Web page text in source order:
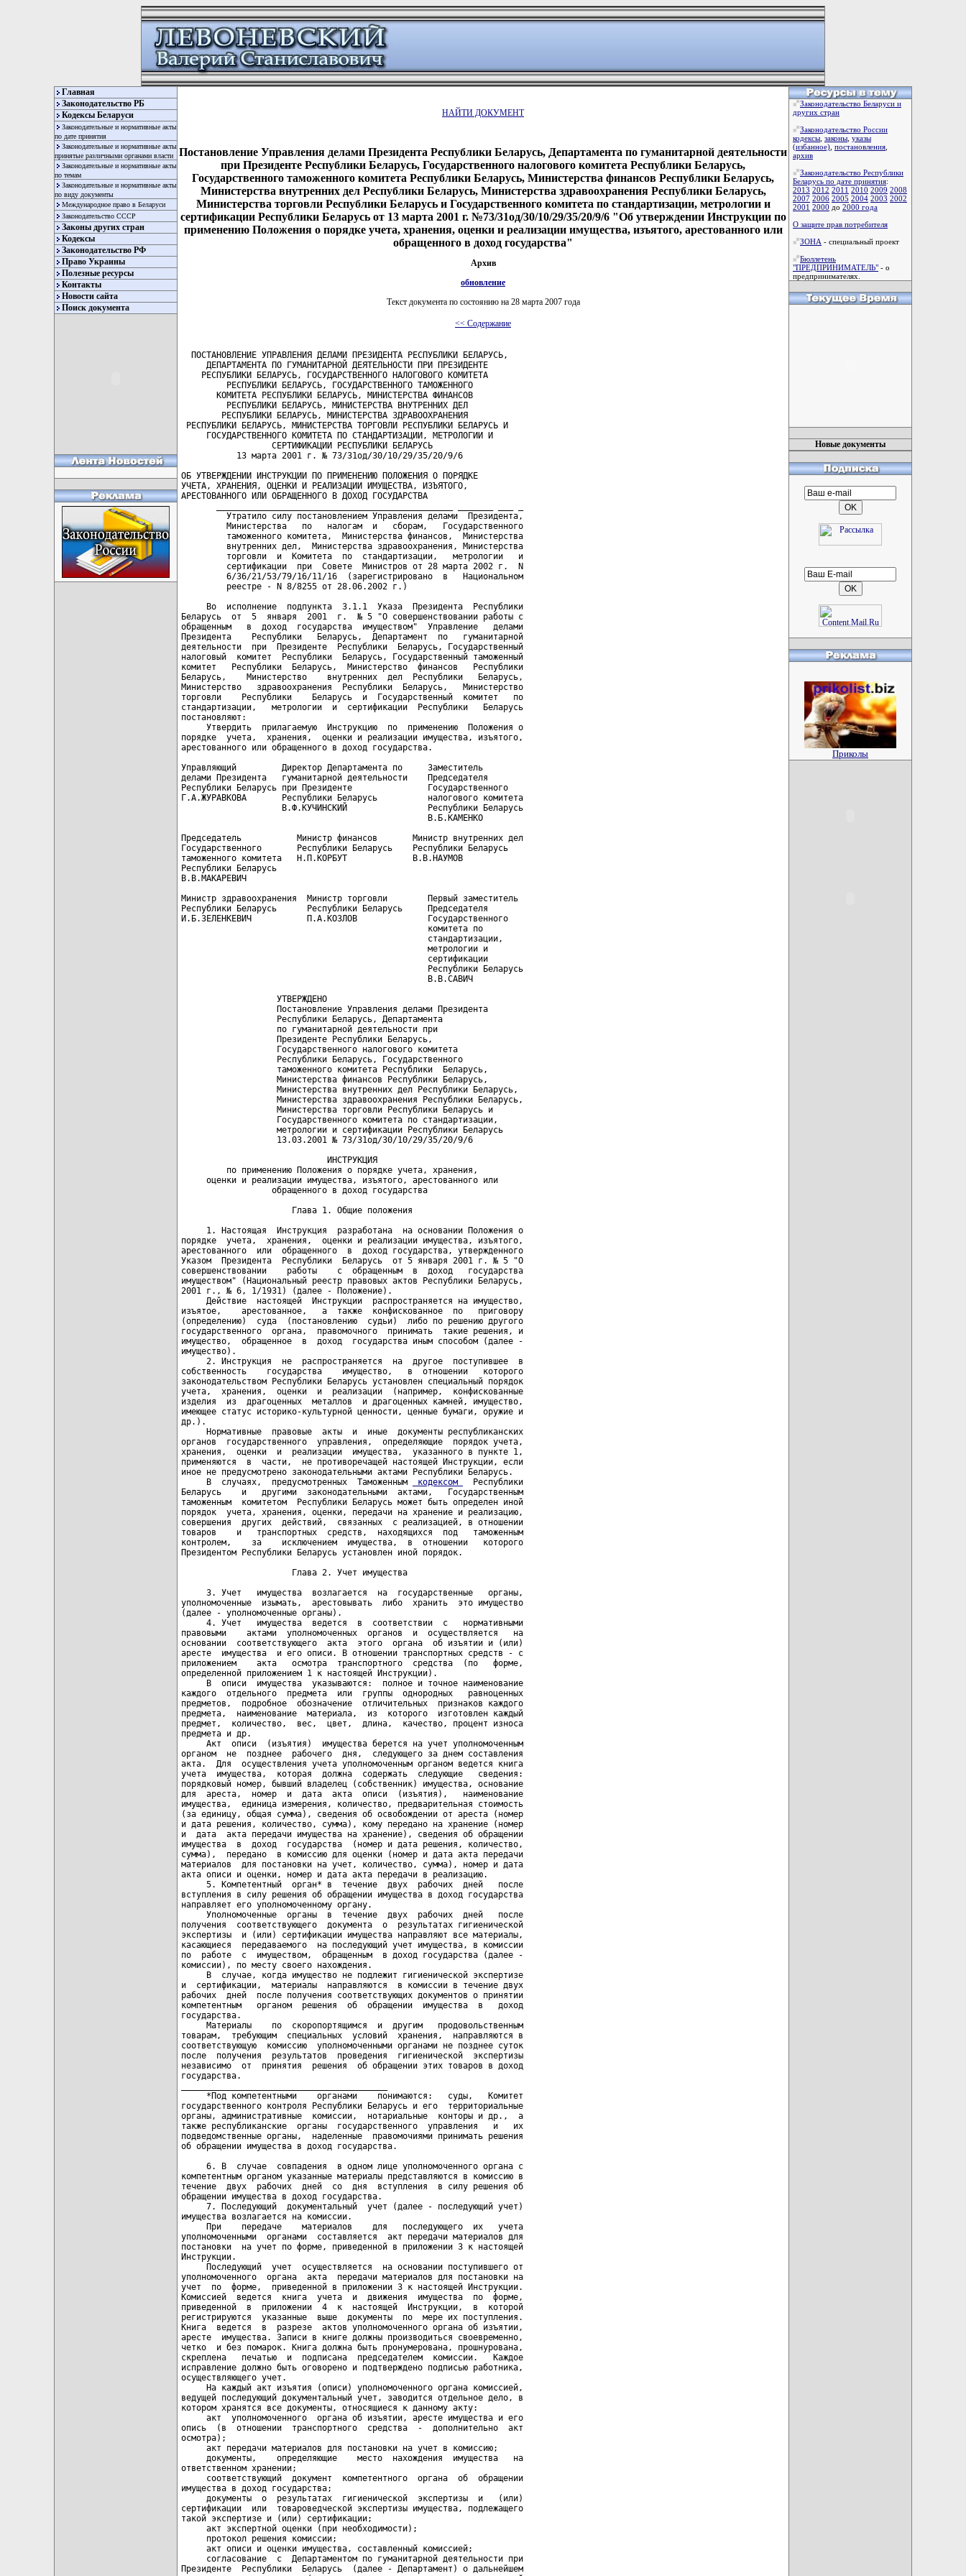
Главная
Законодательство РБ
Кодексы Беларуси
Законодательные и нормативные акты
по дате принятия
Законодательные и нормативные акты
принятые различными органами власти
Законодательные и нормативные акты
по темам
Законодательные и нормативные акты
по виду документы
Международное право в Беларуси
Законодательство СССР
Законы других стран
Кодексы
Законодательство РФ
Право Украины
Полезные ресурсы
Контакты
Новости сайта
Поиск документа
НАЙТИ ДОКУМЕНТ
Постановление Управления делами Президента Республики Беларусь, Департамента по гуманитарной деятельности
при Президенте Республики Беларусь, Государственного налогового комитета Республики Беларусь,
Государственного таможенного комитета Республики Беларусь, Министерства финансов Республики Беларусь,
Министерства внутренних дел Республики Беларусь, Министерства здравоохранения Республики Беларусь,
Министерства торговли Республики Беларусь и Государственного комитета по стандартизации, метрологии и
сертификации Республики Беларусь от 13 марта 2001 г. №73/31од/30/10/29/35/20/9/6 "Об утверждении Инструкции по
применению Положения о порядке учета, хранения, оценки и реализации имущества, изъятого, арестованного или
обращенного в доход государства"
Архив
обновление
Текст документа по состоянию на 28 марта 2007 года
<< Содержание
  ПОСТАНОВЛЕНИЕ УПРАВЛЕНИЯ ДЕЛАМИ ПРЕЗИДЕНТА РЕСПУБЛИКИ БЕЛАРУСЬ,
     ДЕПАРТАМЕНТА ПО ГУМАНИТАРНОЙ ДЕЯТЕЛЬНОСТИ ПРИ ПРЕЗИДЕНТЕ
    РЕСПУБЛИКИ БЕЛАРУСЬ, ГОСУДАРСТВЕННОГО НАЛОГОВОГО КОМИТЕТА
         РЕСПУБЛИКИ БЕЛАРУСЬ, ГОСУДАРСТВЕННОГО ТАМОЖЕННОГО
       КОМИТЕТА РЕСПУБЛИКИ БЕЛАРУСЬ, МИНИСТЕРСТВА ФИНАНСОВ
         РЕСПУБЛИКИ БЕЛАРУСЬ, МИНИСТЕРСТВА ВНУТРЕННИХ ДЕЛ
        РЕСПУБЛИКИ БЕЛАРУСЬ, МИНИСТЕРСТВА ЗДРАВООХРАНЕНИЯ
РЕСПУБЛИКИ БЕЛАРУСЬ, МИНИСТЕРСТВА ТОРГОВЛИ РЕСПУБЛИКИ БЕЛАРУСЬ И
     ГОСУДАРСТВЕННОГО КОМИТЕТА ПО СТАНДАРТИЗАЦИИ, МЕТРОЛОГИИ И
                  СЕРТИФИКАЦИИ РЕСПУБЛИКИ БЕЛАРУСЬ
           13 марта 2001 г. № 73/31од/30/10/29/35/20/9/6
ОБ УТВЕРЖДЕНИИ ИНСТРУКЦИИ ПО ПРИМЕНЕНИЮ ПОЛОЖЕНИЯ О ПОРЯДКЕ
УЧЕТА, ХРАНЕНИЯ, ОЦЕНКИ И РЕАЛИЗАЦИИ ИМУЩЕСТВА, ИЗЪЯТОГО,
АРЕСТОВАННОГО ИЛИ ОБРАЩЕННОГО В ДОХОД ГОСУДАРСТВА
         Утратило силу постановлением Управления делами  Президента,
         Министерства   по   налогам  и   сборам,   Государственного
         таможенного комитета,  Министерства финансов,  Министерства
         внутренних дел,  Министерства здравоохранения, Министерства
         торговли  и  Комитета  по  стандартизации,   метрологии   и
         сертификации  при  Совете  Министров от 28 марта 2002 г.  N
         6/36/21/53/79/16/11/16  (зарегистрировано  в   Национальном
         реестре - N 8/8255 от 28.06.2002 г.)
     Во  исполнение  подпункта  3.1.1  Указа  Президента  Республики
Беларусь  от  5  января  2001  г.  № 5 "О совершенствовании работы с
обращенным   в  доход  государства  имуществом"  Управление   делами
Президента    Республики   Беларусь,  Департамент  по   гуманитарной
деятельности  при  Президенте  Республики  Беларусь, Государственный
налоговый  комитет  Республики  Беларусь, Государственный таможенный
комитет   Республики  Беларусь,  Министерство  финансов   Республики
Беларусь,    Министерство    внутренних  дел  Республики   Беларусь,
Министерство   здравоохранения  Республики  Беларусь,   Министерство
торговли    Республики    Беларусь  и  Государственный  комитет   по
стандартизации,   метрологии  и  сертификации  Республики   Беларусь
постановляют:
     Утвердить  прилагаемую  Инструкцию  по  применению  Положения о
порядке  учета,  хранения,  оценки и реализации имущества, изъятого,
арестованного или обращенного в доход государства.
Управляющий         Директор Департамента по     Заместитель
делами Президента   гуманитарной деятельности    Председателя
Республики Беларусь при Президенте               Государственного
Г.А.ЖУРАВКОВА       Республики Беларусь          налогового комитета
                    В.Ф.КУЧИНСКИЙ                Республики Беларусь
                                                 В.Б.КАМЕНКО
Председатель           Министр финансов       Министр внутренних дел
Государственного       Республики Беларусь    Республики Беларусь
таможенного комитета   Н.П.КОРБУТ             В.В.НАУМОВ
Республики Беларусь
В.В.МАКАРЕВИЧ
Министр здравоохранения  Министр торговли        Первый заместитель
Республики Беларусь      Республики Беларусь     Председателя
И.Б.ЗЕЛЕНКЕВИЧ           П.А.КОЗЛОВ              Государственного
                                                 комитета по
                                                 стандартизации,
                                                 метрологии и
                                                 сертификации
                                                 Республики Беларусь
                                                 В.В.САВИЧ
                   УТВЕРЖДЕНО
                   Постановление Управления делами Президента
                   Республики Беларусь, Департамента
                   по гуманитарной деятельности при
                   Президенте Республики Беларусь,
                   Государственного налогового комитета
                   Республики Беларусь, Государственного
                   таможенного комитета Республики  Беларусь,
                   Министерства финансов Республики Беларусь,
                   Министерства внутренних дел Республики Беларусь,
                   Министерства здравоохранения Республики Беларусь,
                   Министерства торговли Республики Беларусь и
                   Государственного комитета по стандартизации,
                   метрологии и сертификации Республики Беларусь
                   13.03.2001 № 73/31од/30/10/29/35/20/9/6
                             ИНСТРУКЦИЯ
         по применению Положения о порядке учета, хранения,
     оценки и реализации имущества, изъятого, арестованного или
                  обращенного в доход государства
                      Глава 1. Общие положения
     1. Настоящая  Инструкция  разработана  на основании Положения о
порядке  учета,  хранения,  оценки и реализации имущества, изъятого,
арестованного  или  обращенного  в  доход государства, утвержденного
Указом  Президента  Республики  Беларусь  от 5 января 2001 г. № 5 "О
совершенствовании    работы    с  обращенным  в  доход   государства
имуществом" (Национальный реестр правовых актов Республики Беларусь,
2001 г., № 6, 1/1931) (далее - Положение).
     Действие  настоящей  Инструкции  распространяется на имущество,
изъятое,    арестованное,   а  также  конфискованное  по   приговору
(определению)  суда  (постановлению  судьи)  либо по решению другого
государственного  органа,  правомочного  принимать  такие решения, и
имущество,  обращенное  в  доход  государства иным способом (далее -
имущество).
     2. Инструкция  не  распространяется  на  другое  поступившее  в
собственность    государства    имущество,   в  отношении   которого
законодательством Республики Беларусь установлен специальный порядок
учета,  хранения,  оценки  и  реализации  (например,  конфискованные
изделия  из  драгоценных  металлов  и драгоценных камней, имущество,
имеющее статус историко-культурной ценности, ценные бумаги, оружие и
др.).
     Нормативные  правовые  акты  и  иные  документы республиканских
органов  государственного  управления,  определяющие  порядок учета,
хранения,  оценки  и  реализации  имущества,  указанного в пункте 1,
применяются  в  части,  не противоречащей настоящей Инструкции, если
иное не предусмотрено законодательными актами Республики Беларусь.
     В  случаях,  предусмотренных  Таможенным
кодексом
  Республики
Беларусь    и   другими  законодательными  актами,   Государственным
таможенным  комитетом  Республики Беларусь может быть определен иной
порядок  учета, хранения, оценки, передачи на хранение и реализацию,
совершения  других  действий,  связанных  с реализацией, в отношении
товаров    и   транспортных  средств,  находящихся  под   таможенным
контролем,    за    исключением  имущества,  в  отношении   которого
Президентом Республики Беларусь установлен иной порядок.
                      Глава 2. Учет имущества
     3. Учет   имущества  возлагается  на  государственные   органы,
уполномоченные  изымать,  арестовывать  либо  хранить  это имущество
(далее - уполномоченные органы).
     4. Учет   имущества  ведется  в  соответствии  с   нормативными
правовыми    актами  уполномоченных  органов  и  осуществляется   на
основании  соответствующего  акта  этого  органа  об изъятии и (или)
аресте  имущества  и его описи. В отношении транспортных средств - с
приложением    акта   осмотра  транспортного  средства  (по   форме,
определенной приложением 1 к настоящей Инструкции).
     В  описи  имущества  указываются:  полное и точное наименование
каждого  отдельного  предмета  или  группы  однородных   равноценных
предметов,  подробное  обозначение  отличительных  признаков каждого
предмета,  наименование  материала,  из  которого  изготовлен каждый
предмет,  количество,  вес,  цвет,  длина,  качество, процент износа
предмета и др.
     Акт  описи  (изъятия)  имущества берется на учет уполномоченным
органом  не  позднее  рабочего  дня,  следующего за днем составления
акта.  Для  осуществления учета уполномоченным органом ведется книга
учета  имущества,  которая  должна  содержать  следующие   сведения:
порядковый номер, бывший владелец (собственник) имущества, основание
для  ареста,  номер  и  дата  акта  описи  (изъятия),   наименование
имущества,  единица измерения, количество, предварительная стоимость
(за единицу, общая сумма), сведения об освобождении от ареста (номер
и дата решения, количество, сумма), кому передано на хранение (номер
и  дата  акта передачи имущества на хранение), сведения об обращении
имущества  в  доход  государства  (номер и дата решения, количество,
сумма),  передано  в комиссию для оценки (номер и дата акта передачи
материалов  для постановки на учет, количество, сумма), номер и дата
акта описи и оценки, номер и дата акта передачи в реализацию.
     5. Компетентный  орган* в  течение  двух  рабочих  дней   после
вступления в силу решения об обращении имущества в доход государства
направляет его уполномоченному органу.
     Уполномоченные  органы  в  течение  двух  рабочих  дней   после
получения  соответствующего  документа  о  результатах гигиенической
экспертизы  и (или) сертификации имущества направляют все материалы,
касающиеся  передаваемого  на последующий учет имущества, в комиссии
по  работе  с  имуществом,  обращенным  в доход государства (далее -
комиссии), по месту своего нахождения.
     В  случае, когда имущество не подлежит гигиенической экспертизе
и  сертификации,  материалы  направляются  в комиссии в течение двух
рабочих  дней  после получения соответствующих документов о принятии
компетентным   органом  решения  об  обращении  имущества  в   доход
государства.
     Материалы    по  скоропортящимся  и  другим   продовольственным
товарам,  требующим  специальных  условий  хранения,  направляются в
соответствующую  комиссию  уполномоченными органами не позднее суток
после  получения  результатов  проведения  гигиенической  экспертизы
независимо  от  принятия  решения  об обращении этих товаров в доход
государства.
     *Под компетентными    органами    понимаются:   суды,   Комитет
государственного контроля Республики Беларусь и его  территориальные
органы, административные  комиссии,  нотариальные  конторы и др.,  а
также республиканские  органы  государственного  управления   и   их
подведомственные органы,  наделенные  правомочиями принимать решения
об обращении имущества в доход государства.
     6. В  случае  совпадения  в одном лице уполномоченного органа с
компетентным органом указанные материалы представляются в комиссию в
течение  двух  рабочих  дней  со  дня  вступления  в силу решения об
обращении имущества в доход государства.
     7. Последующий  документальный  учет (далее - последующий учет)
имущества возлагается на комиссии.
     При    передаче    материалов    для   последующего  их   учета
уполномоченными  органами  составляется  акт передачи материалов для
постановки  на учет по форме, приведенной в приложении 3 к настоящей
Инструкции.
     Последующий  учет  осуществляется  на основании поступившего от
уполномоченного  органа  акта  передачи материалов для постановки на
учет  по  форме,  приведенной в приложении 3 к настоящей Инструкции.
Комиссией  ведется  книга  учета  и  движения  имущества  по  форме,
приведенной  в  приложении  4  к  настоящей  Инструкции,  в  которой
регистрируются  указанные  выше  документы  по  мере их поступления.
Книга  ведется  в  разрезе  актов уполномоченного органа об изъятии,
аресте  имущества. Записи в книге должны производиться своевременно,
четко  и без помарок. Книга должна быть пронумерована, прошнурована,
скреплена   печатью  и  подписана  председателем  комиссии.   Каждое
исправление должно быть оговорено и подтверждено подписью работника,
осуществляющего учет.
     На каждый акт изъятия (описи) уполномоченного органа комиссией,
ведущей последующий документальный учет, заводится отдельное дело, в
котором хранятся все документы, относящиеся к данному акту:
     акт  уполномоченного  органа об изъятии, аресте имущества и его
опись  (в  отношении  транспортного  средства  -  дополнительно  акт
осмотра);
     акт передачи материалов для постановки на учет в комиссию;
     документы,    определяющие    место  нахождения  имущества   на
ответственном хранении;
     соответствующий  документ  компетентного  органа  об  обращении
имущества в доход государства;
     документы  о  результатах  гигиенической  экспертизы  и   (или)
сертификации  или  товароведческой экспертизы имущества, подлежащего
такой экспертизе и (или) сертификации;
     акт экспертной оценки (при необходимости);
     протокол решения комиссии;
     акт описи и оценки имущества, составленный комиссией;
     согласование  с  Департаментом по гуманитарной деятельности при
Президенте  Республики  Беларусь  (далее - Департамент) о дальнейшем
Законодательство Беларуси и
других стран
Законодательство России
кодексы законы указы
(избанное) постановления
архив
Законодательство Республики
Беларусь по дате принятия:
2013 2012 2011 2010 2009 2008
2007 2006 2005 2004 2003 2002
2001 2000 до 2000 года
О защите прав потребителя
ЗОНА - специальный проект
Бюллетень
"ПРЕДПРИНИМАТЕЛЬ" - о
предпринимателях.
Новые документы
Приколы